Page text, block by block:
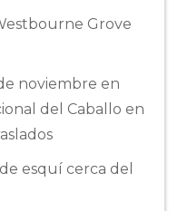
Grove
noviembre en
del Caballo en
esquí cerca del